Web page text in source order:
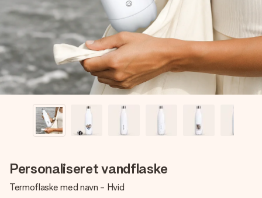
billede af dig eller en besked, der går lige i hendes hjerte.
Intet besvær men udelukkende en masse kærlighed i
øjeblikket.
Personaliseret vandflaske
Termoflaske med navn - Hvid